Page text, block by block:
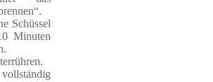
Schüssel
Minuten